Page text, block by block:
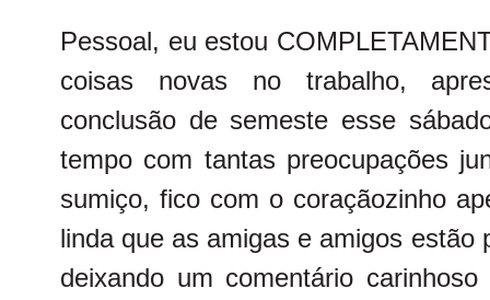
Pessoal, eu estou
coisas novas no trabalho,
conclusão de semeste esse
tempo com tantas preocupações
sumiço, fico com o coraçãozinho
linda que as amigas e amigos estão
deixando um comentário